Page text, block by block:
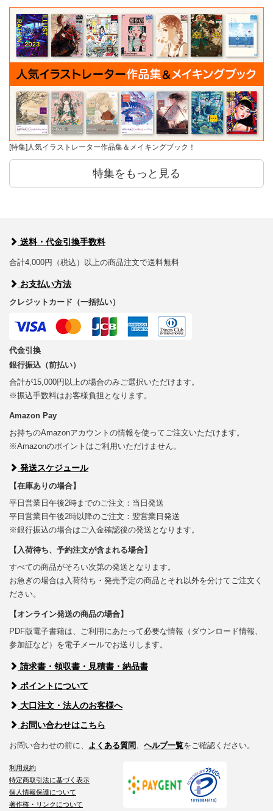
[特集]人気イラストレーター作品集＆メイキングブック！
特集をもっと見る
送料・代金引換手数料
合計4,000円（税込）以上の商品注文で送料無料
お支払い方法
クレジットカード（一括払い）
代金引換
銀行振込（前払い）
合計が15,000円以上の場合のみご選択いただけます。
※振込手数料はお客様負担となります。
Amazon Pay
お持ちのAmazonアカウントの情報を使ってご注文いただけます。
※Amazonのポイントはご利用いただけません。
発送スケジュール
【在庫ありの場合】
平日営業日午後2時までのご注文：当日発送
平日営業日午後2時以降のご注文：翌営業日発送
※銀行振込の場合はご入金確認後の発送となります。
【入荷待ち、予約注文が含まれる場合】
すべての商品がそろい次第の発送となります。
お急ぎの場合は入荷待ち・発売予定の商品とそれ以外を分けてご注文く
ださい。
【オンライン発送の商品の場合】
PDF版電子書籍は、ご利用にあたって必要な情報（ダウンロード情報、
参加証など）を電子メールでお送りします。
請求書・領収書・見積書・納品書
ポイントについて
大口注文・法人のお客様へ
お問い合わせはこちら
お問い合わせの前に、 よくある質問、 ヘルプ一覧をご確認ください。
利用規約
特定商取引法に基づく表示
個人情報保護について
著作権・リンクについて